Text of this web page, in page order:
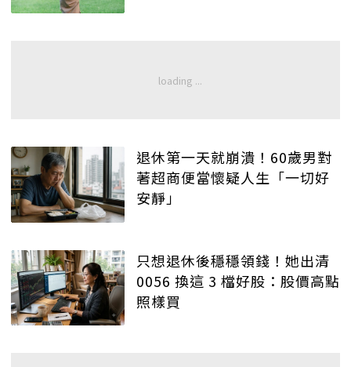
退休第一天就崩潰！60歲男對
著超商便當懷疑人生「一切好
安靜」
只想退休後穩穩領錢！她出清
0056 換這 3 檔好股：股價高點
照樣買